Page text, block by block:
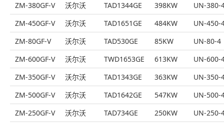
ZM-380GF-V
沃尔沃 TAD1344GE 398KW
UN-380-
ZM-450GF-V
沃尔沃 TAD1651GE 484KW
UN-450-
ZM-80GF-V
沃尔沃 TAD530GE 85KW
UN-80-4
ZM-600GF-V
沃尔沃 TWD1653GE 613KW
UN-600-
ZM-350GF-V
沃尔沃 TAD1343GE 363KW
UN-350-
ZM-500GF-V
沃尔沃 TAD1642GE 547KW
UN-500-
ZM-250GF-V
沃尔沃 TAD734GE 250KW UN-250-